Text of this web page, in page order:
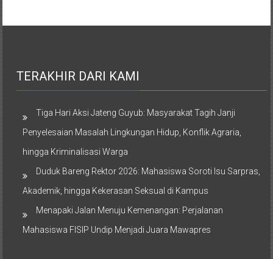
TERAKHIR DARI KAMI
Tiga Hari Aksi Jateng Guyub: Masyarakat Tagih Janji
Penyelesaian Masalah Lingkungan Hidup, Konflik Agraria,
hingga Kriminalisasi Warga
Duduk Bareng Rektor 2026: Mahasiswa Soroti Isu Sarpras,
Akademik, hingga Kekerasan Seksual di Kampus
Menapaki Jalan Menuju Kemenangan: Perjalanan
Mahasiswa FISIP Undip Menjadi Juara Mawapres